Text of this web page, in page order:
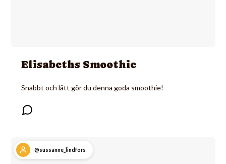
Elisabeths Smoothie
Snabbt och lätt gör du denna goda smoothie!
@sussanne_lindfors